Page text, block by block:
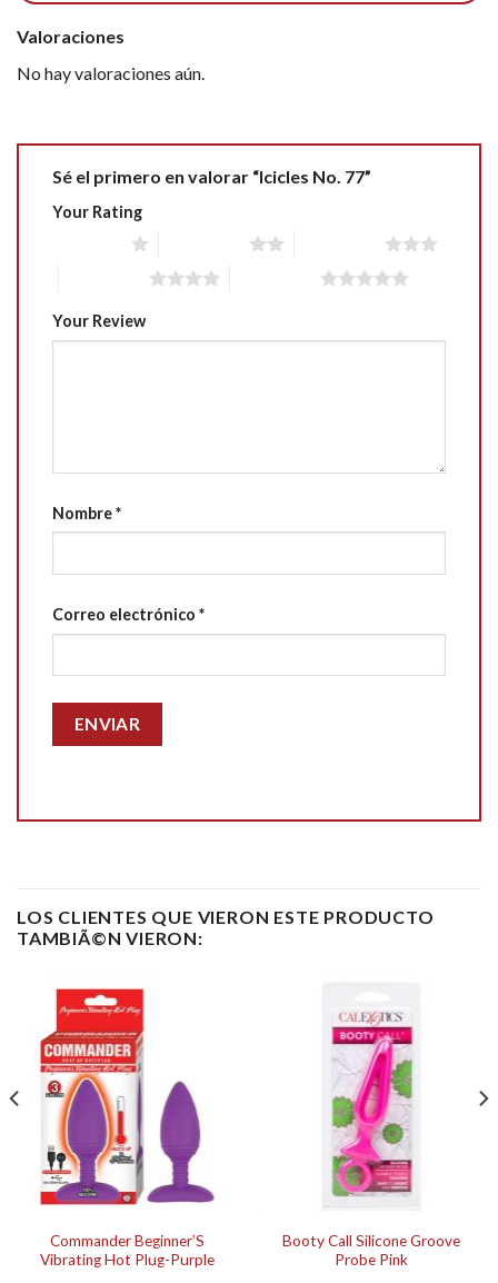
Valoraciones
No hay valoraciones aún.
Sé el primero en valorar “Icicles No. 77”
Your Rating
Your Review
Nombre*
Correo electrónico *
LOS CLIENTES QUE VIERON ESTE PRODUCTO
TAMBIÃ©N VIERON:
Commander Beginner’S
Vibrating Hot Plug-Purple
Booty Call Silicone Groove
Probe Pink